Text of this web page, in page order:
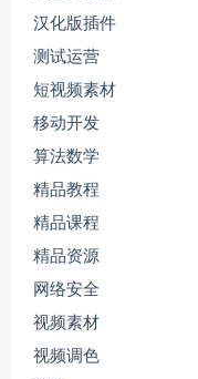
汉化版插件
测试运营
短视频素材
移动开发
算法数学
精品教程
精品课程
精品资源
网络安全
视频素材
视频调色